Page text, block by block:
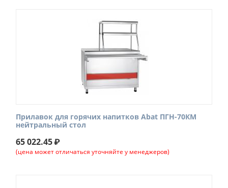
Прилавок для горячих напитков Abat ПГН-70КМ
нейтральный стол
65 022.45₽
(цена может отличаться уточняйте у менеджеров)